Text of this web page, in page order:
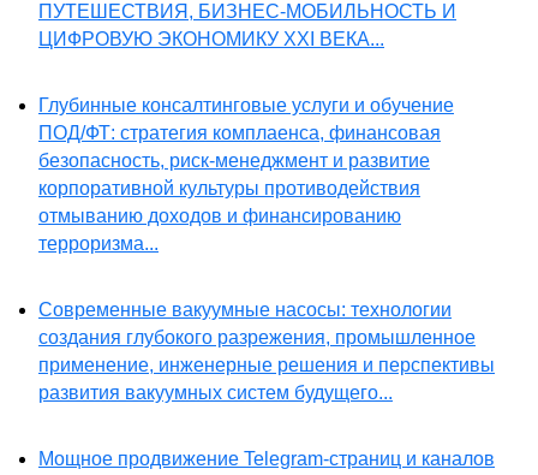
ПУТЕШЕСТВИЯ, БИЗНЕС-МОБИЛЬНОСТЬ И
ЦИФРОВУЮ ЭКОНОМИКУ XXI ВЕКА...
Глубинные консалтинговые услуги и обучение
ПОД/ФТ: стратегия комплаенса, финансовая
безопасность, риск-менеджмент и развитие
корпоративной культуры противодействия
отмыванию доходов и финансированию
терроризма...
Современные вакуумные насосы: технологии
создания глубокого разрежения, промышленное
применение, инженерные решения и перспективы
развития вакуумных систем будущего...
Мощное продвижение Telegram-страниц и каналов